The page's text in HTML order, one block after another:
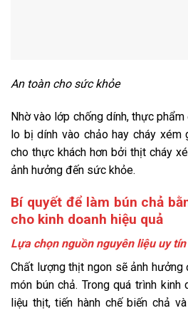
An toàn cho sức khỏe
Nhờ vào lớp chống dính, thực
lo bị dính vào chảo hay cháy
cho thực khách hơn bởi thịt cháy
ảnh hưởng đến sức khỏe.
Bí quyết để làm bún chả
cho kinh doanh hiệu quả
Lựa chọn nguồn nguyên liệu uy tín
Chất lượng thịt ngon sẽ ảnh hưởng
món bún chả. Trong quá trình kinh
liệu thịt, tiến hành chế biến chả